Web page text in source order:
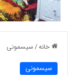
خانه/سیسمونی
سیسمونی